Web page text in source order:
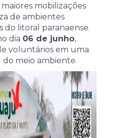
maiores mobilizações
de ambientes
do litoral paranaense.
dia 06 de junho,
voluntários em uma
meio ambiente.